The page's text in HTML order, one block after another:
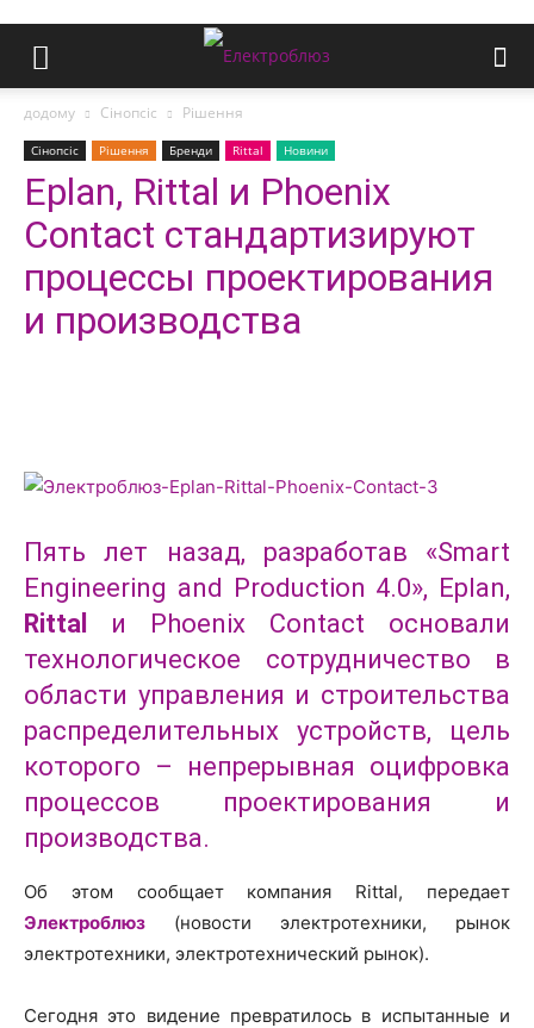
додому Сінопсіс Рішення
Сінопсіс Рішення Бренди Rittal Новини
Eplan, Rittal и Phoenix
Contact стандартизируют
процессы проектирования
и производства
Пять лет назад, разработав «Smart
Engineering and Production 4.0», Eplan,
Rittal
и Phoenix Contact основали
технологическое сотрудничество в
области управления и строительства
распределительных устройств, цель
которого – непрерывная оцифровка
процессов проектирования и
производства.
Об этом сообщает компания Rittal, передает
Электроблюз (новости электротехники, рынок
электротехники, электротехнический рынок).
Сегодня это видение превратилось в испытанные и